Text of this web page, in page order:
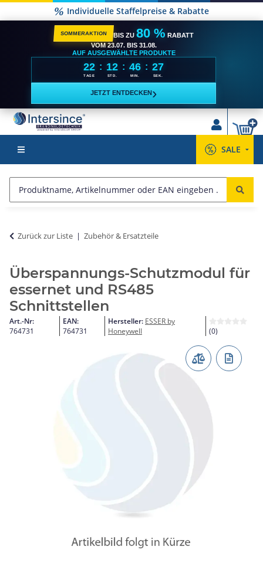
Individuelle Staffelpreise & Rabatte
SOMMERAKTION BIS ZU 80 % RABATT
VOM 23.07. BIS 31.08.
AUF AUSGEWÄHLTE PRODUKTE
22
TAGE
: 12
STD.
: 46
MIN.
: 27
SEK.
JETZT ENTDECKEN ›
SALE
Zurück zur Liste Zubehör & Ersatzteile
Überspannungs-Schutzmodul für
essernet und RS485
Schnittstellen
Art.-Nr:
764731
EAN:
764731
Hersteller: ESSER by
Honeywell
(0)